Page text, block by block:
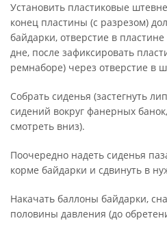
Установить пластиковые
конец пластины (с разрезом)
байдарки, отверстие в
дне, после зафиксировать
ремнаборе) через отверстие в
Собрать сиденья (застегнуть
сидений вокруг фанерных
смотреть вниз).
Поочередно надеть сиденья
корме байдарки и сдвинуть в
Накачать баллоны байдарки,
половины давления (до